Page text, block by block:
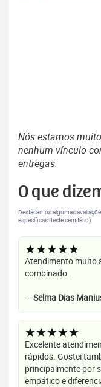
Nós estamos
nenhum vínculo
entregas.
O que
Destacamos algumas
específicas deste cemitério).
★★★★★
Atendimento muito
combinado.
— Selma Dias
★★★★★
Excelente
rápidos. Gostei
principalmente por
empático e